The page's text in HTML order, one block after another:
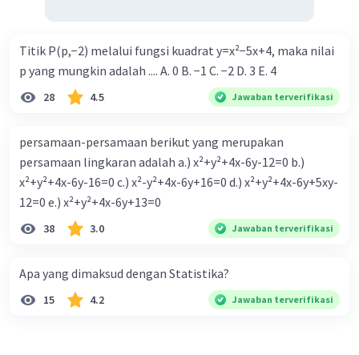
Titik P(p,−2) melalui fungsi kuadrat y=x²−5x+4, maka nilai
p yang mungkin adalah .... A. 0 B. −1 C. −2 D. 3 E. 4
28 4.5 Jawaban terverifikasi
persamaan-persamaan berikut yang merupakan
persamaan lingkaran adalah a.) x²+y²+4x-6y-12=0 b.)
x²+y²+4x-6y-16=0 c.) x²-y²+4x-6y+16=0 d.) x²+y²+4x-6y+5xy-
12=0 e.) x²+y²+4x-6y+13=0
38 3.0 Jawaban terverifikasi
Apa yang dimaksud dengan Statistika?
15 4.2 Jawaban terverifikasi